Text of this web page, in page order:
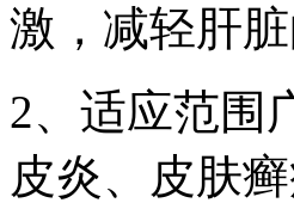
激，减轻肝
2、适应范围
皮炎、皮肤